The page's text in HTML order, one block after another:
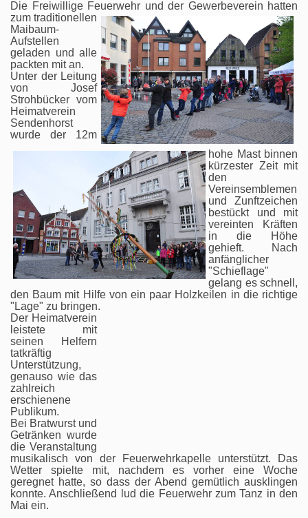
Die Freiwillige Feuerwehr und der Gewerbeverein hatten
zum traditionellen
Maibaum-
Aufstellen
geladen und alle
packten mit an.
Unter der Leitung
von Josef
Strohbücker vom
Heimatverein
Sendenhorst
wurde der 12m
hohe Mast binnen
kürzester Zeit mit
den
Vereinsemblemen
und Zunftzeichen
bestückt und mit
vereinten Kräften
in die Höhe
gehieft. Nach
anfänglicher
"Schieflage"
gelang es schnell,
den Baum mit Hilfe von ein paar Holzkeilen in die richtige
"Lage" zu bringen.
Der Heimatverein
leistete mit
seinen Helfern
tatkräftig
Unterstützung,
genauso wie das
zahlreich
erschienene
Publikum.
Bei Bratwurst und
Getränken wurde
die Veranstaltung
musikalisch von der Feuerwehrkapelle unterstützt. Das
Wetter spielte mit, nachdem es vorher eine Woche
geregnet hatte, so dass der Abend gemütlich ausklingen
konnte. Anschließend lud die Feuerwehr zum Tanz in den
Mai ein.